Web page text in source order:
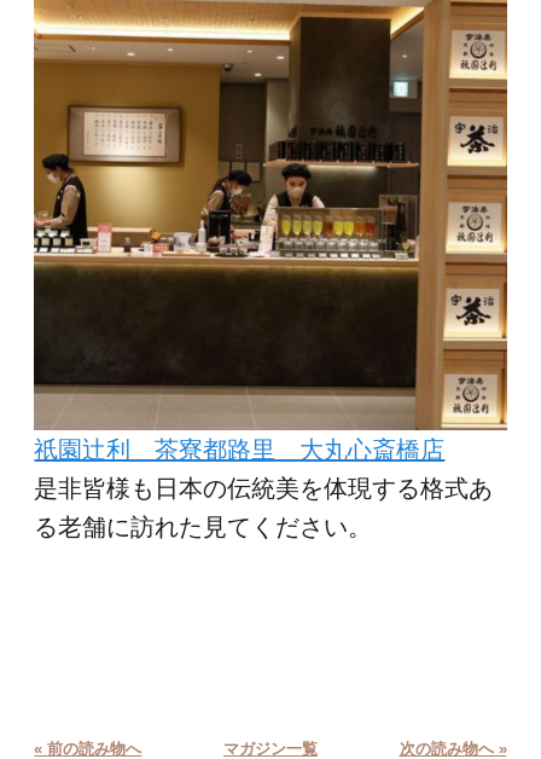
祇園辻利 茶寮都路里 大丸心斎橋店
是非皆様も日本の伝統美を体現する格式あ
る老舗に訪れた見てください。
« 前の読み物へ マガジン一覧 次の読み物へ »